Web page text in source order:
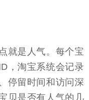
就是人气。每个宝
，淘宝系统会记录
停留时间和访问深
贝是否有人气的几